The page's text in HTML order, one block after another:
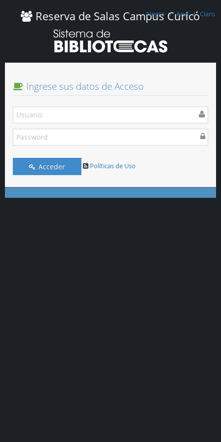
Reserva de Salas Campus Curicó
Ingrese sus datos de Acceso
Acceder Políticas de Uso
Negro / Azul / Claro